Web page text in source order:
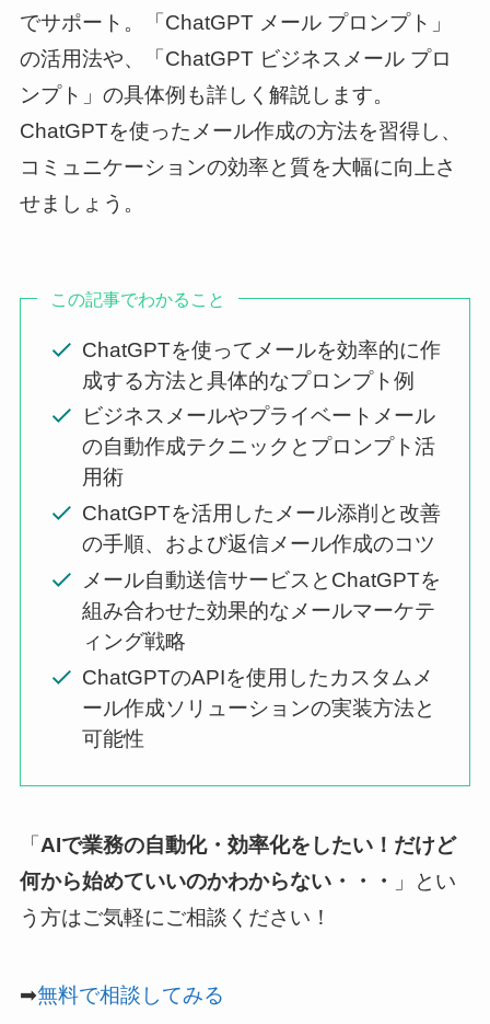
でサポート。「ChatGPT メール プロンプト」
の活用法や、「ChatGPT ビジネスメール プロ
ンプト」の具体例も詳しく解説します。
ChatGPTを使ったメール作成の方法を習得し、
コミュニケーションの効率と質を大幅に向上さ
せましょう。
この記事でわかること
ChatGPTを使ってメールを効率的に作
成する方法と具体的なプロンプト例
ビジネスメールやプライベートメール
の自動作成テクニックとプロンプト活
用術
ChatGPTを活用したメール添削と改善
の手順、および返信メール作成のコツ
メール自動送信サービスとChatGPTを
組み合わせた効果的なメールマーケテ
ィング戦略
ChatGPTのAPIを使用したカスタムメ
ール作成ソリューションの実装方法と
可能性
「 AIで業務の自動化・効率化をしたい！だけど
何から始めていいのかわからない・・・
」とい
う方はご気軽にご相談ください！
➡無料で相談してみる